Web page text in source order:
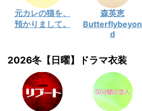
元カレの猫を、
預かりまして。
森英恵
Butterflybeyon
d
2026冬【日曜】ドラマ衣装